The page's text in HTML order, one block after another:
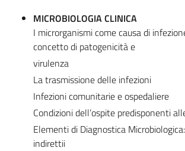
MICROBIOLOGIA CLINICA
I microrganismi come causa di
concetto di patogenicità e
virulenza
La trasmissione delle infezioni
Infezioni comunitarie e ospedaliere
Condizioni dell’ospite predisponenti
Elementi di Diagnostica
indirettii